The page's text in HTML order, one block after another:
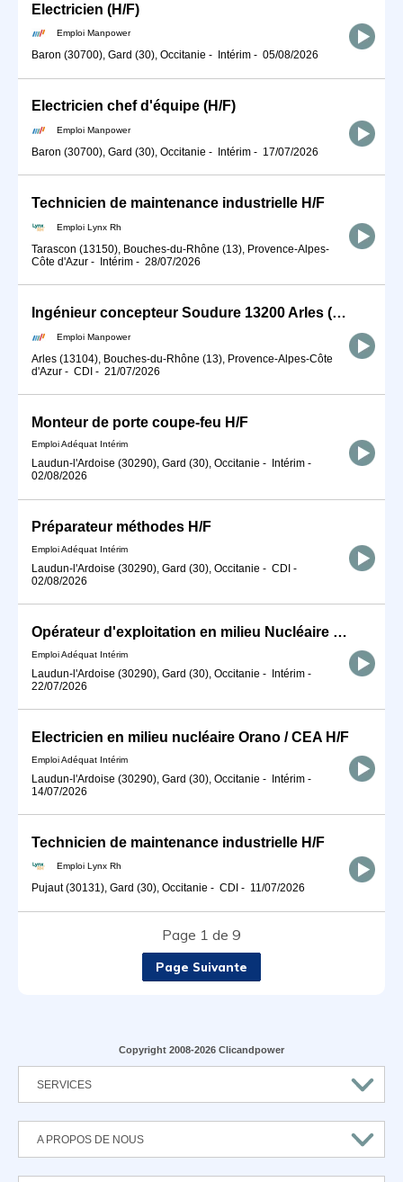
Electricien (H/F)
Emploi Manpower
Baron (30700), Gard (30), Occitanie - Intérim - 05/08/2026
Electricien chef d'équipe (H/F)
Emploi Manpower
Baron (30700), Gard (30), Occitanie - Intérim - 17/07/2026
Technicien de maintenance industrielle H/F
Emploi Lynx Rh
Tarascon (13150), Bouches-du-Rhône (13), Provence-Alpes-
Côte d'Azur - Intérim - 28/07/2026
Ingénieur concepteur Soudure 13200 Arles (H/F)
Emploi Manpower
Arles (13104), Bouches-du-Rhône (13), Provence-Alpes-Côte
d'Azur - CDI - 21/07/2026
Monteur de porte coupe-feu H/F
Emploi Adéquat Intérim
Laudun-l'Ardoise (30290), Gard (30), Occitanie - Intérim -
02/08/2026
Préparateur méthodes H/F
Emploi Adéquat Intérim
Laudun-l'Ardoise (30290), Gard (30), Occitanie - CDI -
02/08/2026
Opérateur d'exploitation en milieu Nucléaire H/F
Emploi Adéquat Intérim
Laudun-l'Ardoise (30290), Gard (30), Occitanie - Intérim -
22/07/2026
Electricien en milieu nucléaire Orano / CEA H/F
Emploi Adéquat Intérim
Laudun-l'Ardoise (30290), Gard (30), Occitanie - Intérim -
14/07/2026
Technicien de maintenance industrielle H/F
Emploi Lynx Rh
Pujaut (30131), Gard (30), Occitanie - CDI - 11/07/2026
Page 1 de 9
Page Suivante
Copyright 2008-2026 Clicandpower
SERVICES
A PROPOS DE NOUS